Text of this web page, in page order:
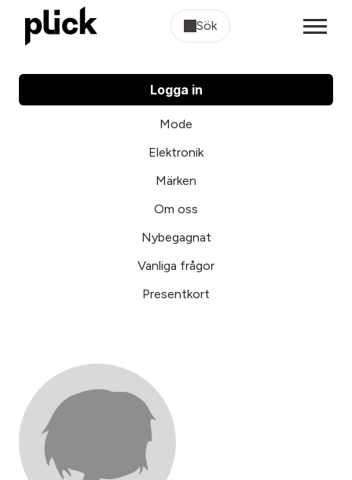
Sök
Logga in
Mode
Elektronik
Märken
Om oss
Nybegagnat
Vanliga frågor
Presentkort